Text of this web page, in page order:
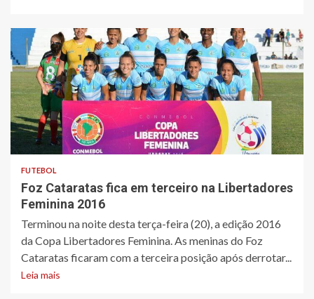
FUTEBOL
Foz Cataratas fica em terceiro na Libertadores
Feminina 2016
Terminou na noite desta terça-feira (20), a edição 2016
da Copa Libertadores Feminina. As meninas do Foz
Cataratas ficaram com a terceira posição após derrotar...
Leia mais